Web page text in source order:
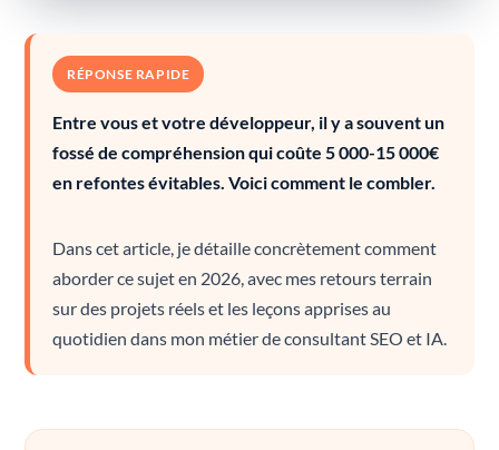
RÉPONSE RAPIDE
Entre vous et votre développeur, il y a souvent un
fossé de compréhension qui coûte 5 000-15 000€
en refontes évitables. Voici comment le combler.
Dans cet article, je détaille concrètement comment
aborder ce sujet en 2026, avec mes retours terrain
sur des projets réels et les leçons apprises au
quotidien dans mon métier de consultant SEO et IA.